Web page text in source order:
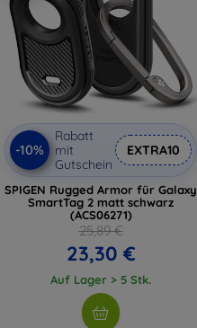
-10%
Rabatt
mit
Gutschein
EXTRA10
SPIGEN Rugged Armor für Galaxy
SmartTag 2 matt schwarz
(ACS06271)
25,89 €
23,30 €
Auf Lager > 5 Stk.